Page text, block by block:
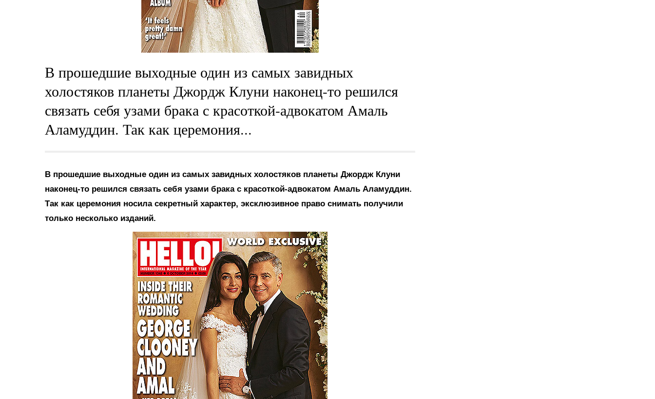
В прошедшие выходные один из самых завидных
холостяков планеты Джордж Клуни наконец-то решился
связать себя узами брака с красоткой-адвокатом Амаль
Аламуддин. Так как церемония...
В прошедшие выходные один из самых завидных холостяков планеты Джордж Клуни
наконец-то решился связать себя узами брака с красоткой-адвокатом Амаль Аламуддин.
Так как церемония носила секретный характер, эксклюзивное право снимать получили
только несколько изданий.